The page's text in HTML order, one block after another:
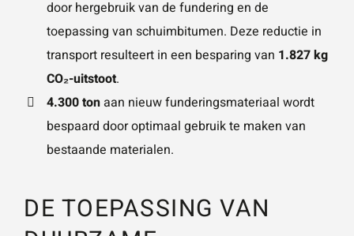
door hergebruik van de fundering en de
toepassing van schuimbitumen. Deze reductie in
transport resulteert in een besparing van 1.827 kg
CO₂-uitstoot.
4.300 tonaan nieuw funderingsmateriaal wordt
bespaard door optimaal gebruik te maken van
bestaande materialen.
DE TOEPASSING VAN